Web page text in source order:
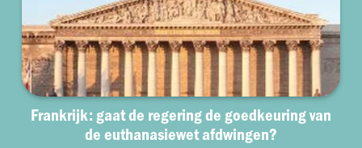
Frankrijk: gaat de regering de goedkeuring van
de euthanasiewet afdwingen?